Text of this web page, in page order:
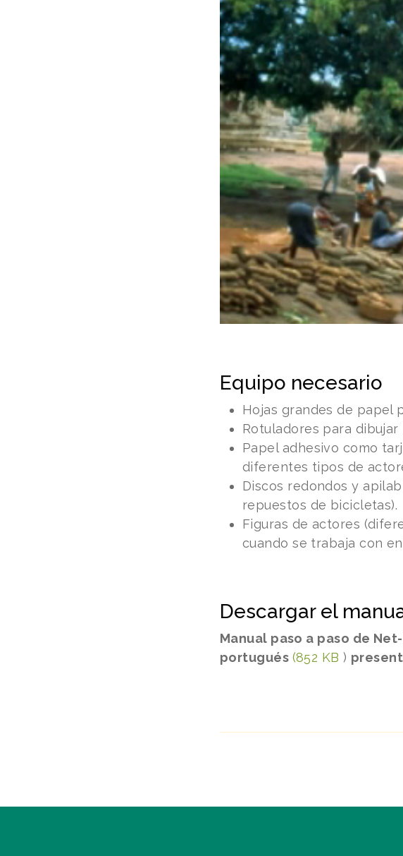
Equipo necesario
Hojas grandes de papel
Rotuladores para
Papel adhesivo como
diferentes tipos de
Discos redondos y
repuestos de bicicletas).
Figuras de actores
cuando se trabaja con
Descargar el
Manual paso a paso de
portugués (852 KB )